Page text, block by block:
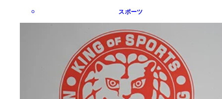
スポーツ